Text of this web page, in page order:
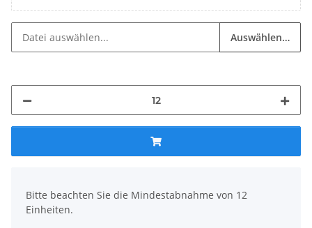
Auswählen…
Bitte beachten Sie die Mindestabnahme von 12
Einheiten.